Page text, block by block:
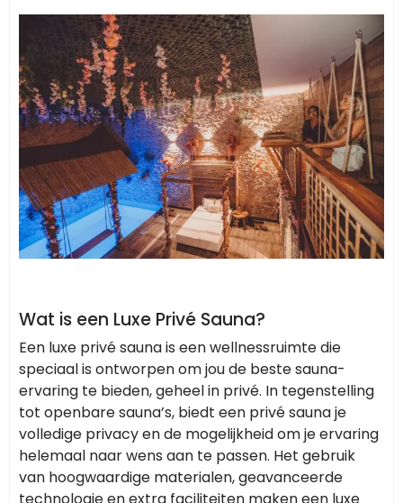
Wat is een Luxe Privé Sauna?
Een luxe privé sauna is een wellnessruimte die
speciaal is ontworpen om jou de beste sauna-
ervaring te bieden, geheel in privé. In tegenstelling
tot openbare sauna’s, biedt een privé sauna je
volledige privacy en de mogelijkheid om je ervaring
helemaal naar wens aan te passen. Het gebruik
van hoogwaardige materialen, geavanceerde
technologie en extra faciliteiten maken een luxe